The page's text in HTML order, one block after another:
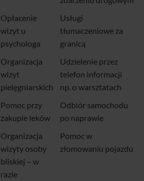
Opłacenie
wizyt u
psychologa
Usługi
tłumaczeniowe za
granicą
Organizacja
wizyt
pielęgniarskich
Udzielenie przez
telefon informacji
np. o warsztatach
Pomoc przy
zakupie leków
Odbiór samochodu
po naprawie
Organizacja
wizyty osoby
bliskiej – w
razie
Pomoc w
złomowaniu pojazdu